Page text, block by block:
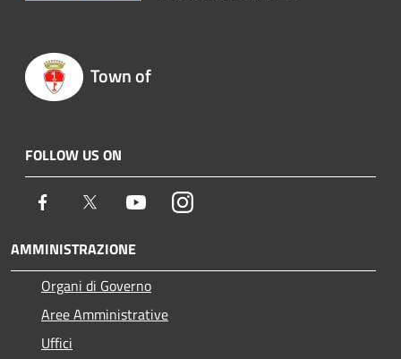
Town of
FOLLOW US ON
Facebook Twitter YoutubeInstagram
AMMINISTRAZIONE
Organi di Governo
Aree Amministrative
Uffici